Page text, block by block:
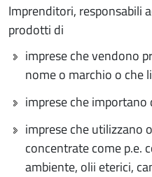
Imprenditori, responsabili
prodotti di
imprese che vendono
nome o marchio o che
imprese che
imprese che utilizzano
concentrate come p.e.
ambiente, olii eterici,